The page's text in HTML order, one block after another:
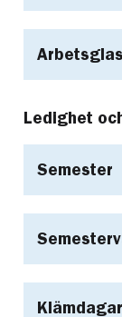
Ledighet
Semester
Klämdagar